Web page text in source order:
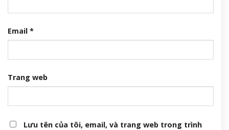
Email *
Trang web
Lưu tên của tôi, email, và trang web trong trình